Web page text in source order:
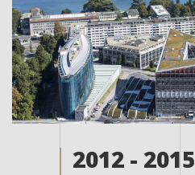
2012 - 2015